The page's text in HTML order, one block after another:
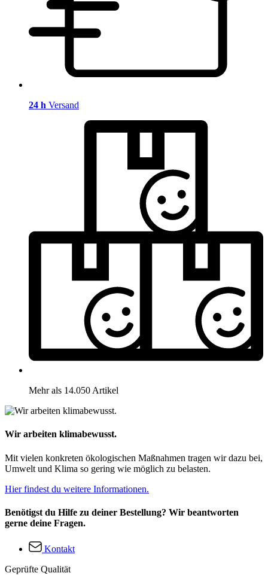
24 h Versand
Mehr als 14.050 Artikel
Wir arbeiten klimabewusst.
Mit vielen konkreten ökologischen Maßnahmen tragen wir dazu bei,
Umwelt und Klima so gering wie möglich zu belasten.
Hier findest du weitere Informationen.
Benötigst du Hilfe zu deiner Bestellung? Wir beantworten
gerne deine Fragen.
Kontakt
Geprüfte Qualität